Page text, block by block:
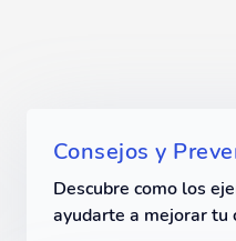
Consejos y
Descubre como los
ayudarte a mejorar tu